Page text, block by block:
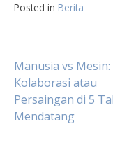
Posted in Berita
Post
Manusia vs Mesin:
Kolaborasi atau
Persaingan di 5
Mendatang